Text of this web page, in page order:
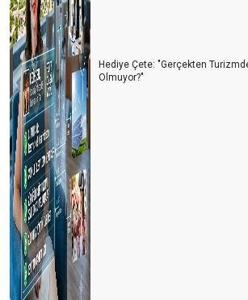
Ne olacak şimdi?
Deli miyiz, yoksa akıllı mı?
Ya ikinci dalga olursa!
Yeni sertifika kriterlerinde neler var?
Korona virüs için otellerde alınması gereken
Krizden çıkmak için neler yapmalıyız?
Dünya’nın çivisi veya komplo teorileri
Yeni bir iş modeli Crowdsourcıng
Bir kırmızı ataç ile bir ev alınabilir mi?
Ateş karıncaları yada Türk turizmi
Hediye Çete: "Gerçekten
Olmuyor?"